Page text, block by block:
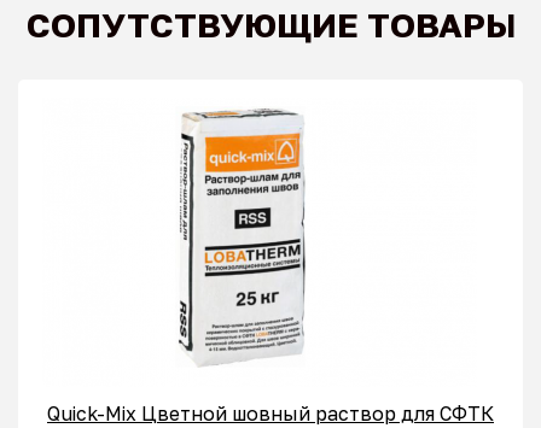
СОПУТСТВУЮЩИЕ ТОВАРЫ
Quick-Mix Цветной шовный раствор для СФТК